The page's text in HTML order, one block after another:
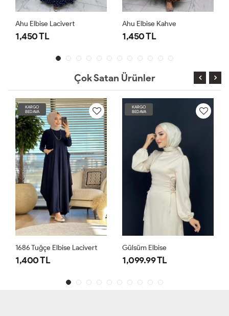
Ahu Elbise Kahve
1,450 TL
Ahu Elbise Beyaz
1,450 TL
Çok Satan Ürünler
KARGO
BEDAVA
Gülsüm Elbise
1,099.99 TL
KARGO
BEDAVA
Nilda Elbise Siyah
1,550 TL